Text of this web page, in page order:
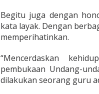
Begitu juga dengan
kata layak. Dengan
memperihatinkan.
“Mencerdaskan
pembukaan Undang-
dilakukan seorang guru